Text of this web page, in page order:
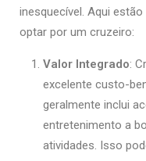
inesquecível. Aqui
optar por um cruzeiro:
Valor Integrado:
excelente custo-
geralmente inclui
entretenimento a
atividades. Isso